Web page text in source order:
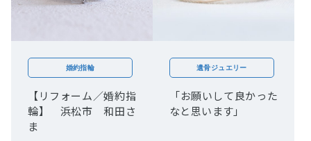
婚約指輪
【リフォーム／婚約指
輪】 浜松市 和田さ
ま
遺骨ジュエリー
「お願いして良かった
なと思います」